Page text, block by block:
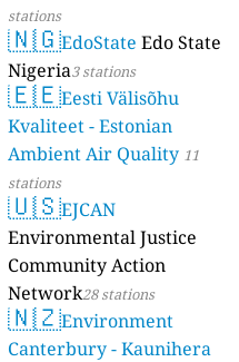
stations
🇳🇬EdoState Edo State
Nigeria3 stations
🇪🇪Eesti Välisõhu
Kvaliteet - Estonian
Ambient Air Quality 11
stations
🇺🇸EJCAN
Environmental Justice
Community Action
Network28 stations
🇳🇿Environment
Canterbury - Kaunihera